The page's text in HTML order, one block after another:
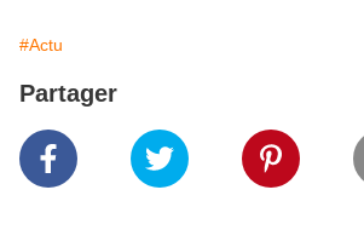
#Actu
Partager